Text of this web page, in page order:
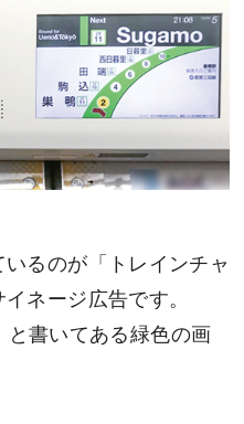
るのが「トレインチャ
ネージ広告です。
と書いてある緑色の画